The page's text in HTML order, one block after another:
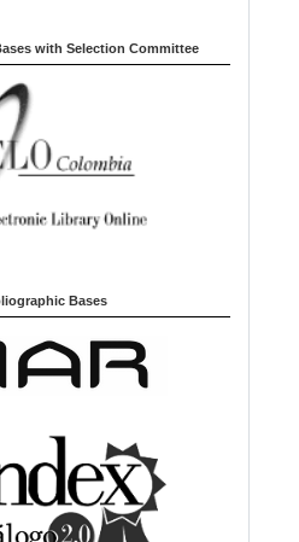
with Selection Committee
Bases